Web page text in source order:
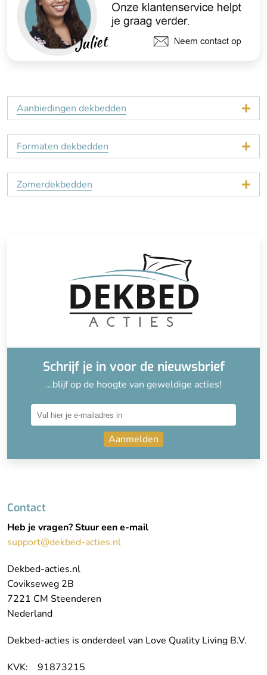
Aanbiedingen dekbedden
Formaten dekbedden
Zomerdekbedden
Schrijf je in voor de nieuwsbrief
...blijf op de hoogte van geweldige acties!
Aanmelden
Contact
Heb je vragen? Stuur een e-mail
support@dekbed-acties.nl
Dekbed-acties.nl
Covikseweg 2B
7221 CM Steenderen
Nederland
Dekbed-acties is onderdeel van Love Quality Living B.V.
KVK: 91873215